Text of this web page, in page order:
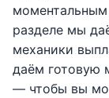
разделе мы
механики
даём готовую
— чтобы вы